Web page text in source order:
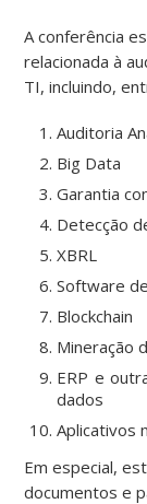
A conferência
relacionada à
TI, incluindo,
Auditoria
Big Data
Garantia
Detecção
XBRL
Software
Blockchain
Mineração
ERP e
dados
Aplicativos
Em especial,
documentos e